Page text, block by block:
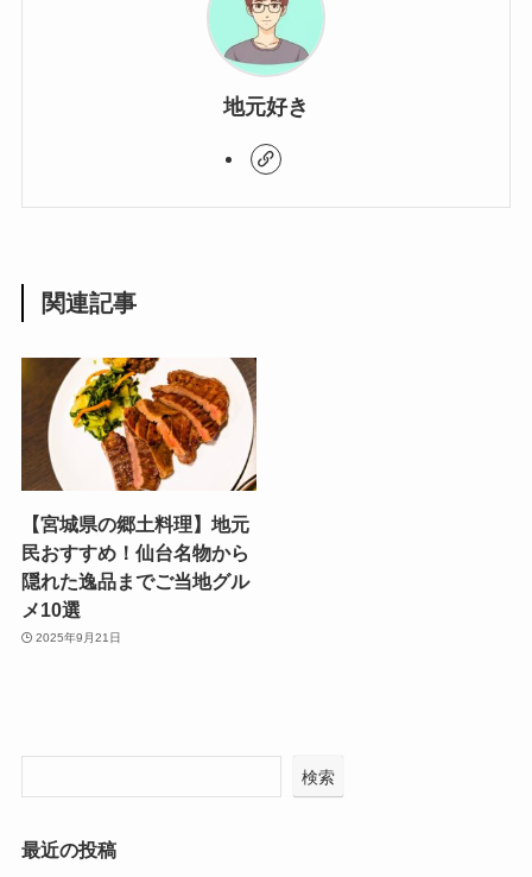
地元好き
関連記事
【宮城県の郷土料理】地元
民おすすめ！仙台名物から
隠れた逸品までご当地グル
メ10選
2025年9月21日
検索
最近の投稿